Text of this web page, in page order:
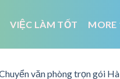
VIỆC LÀM TỐT MORE
văn phòng trọn gói Hà